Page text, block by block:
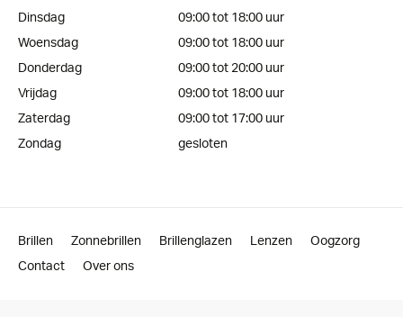
Dinsdag
09:00 tot 18:00 uur
Woensdag
09:00 tot 18:00 uur
Donderdag
09:00 tot 20:00 uur
Vrijdag
09:00 tot 18:00 uur
Zaterdag
09:00 tot 17:00 uur
Zondag
gesloten
Brillen Zonnebrillen Brillenglazen Lenzen
Oogzorg
Contact
Over ons